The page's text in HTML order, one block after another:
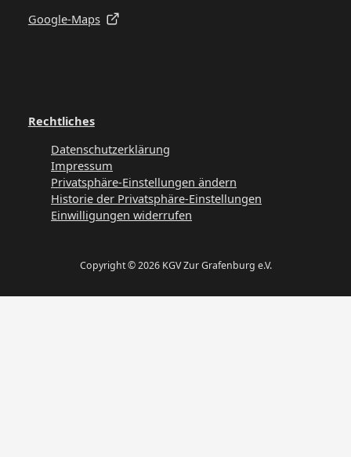
Google-Maps
Rechtliches
Datenschutzerklärung
Impressum
Privatsphäre-Einstellungen ändern
Historie der Privatsphäre-Einstellungen
Einwilligungen widerrufen
Copyright © 2026 KGV Zur Grafenburg e.V.